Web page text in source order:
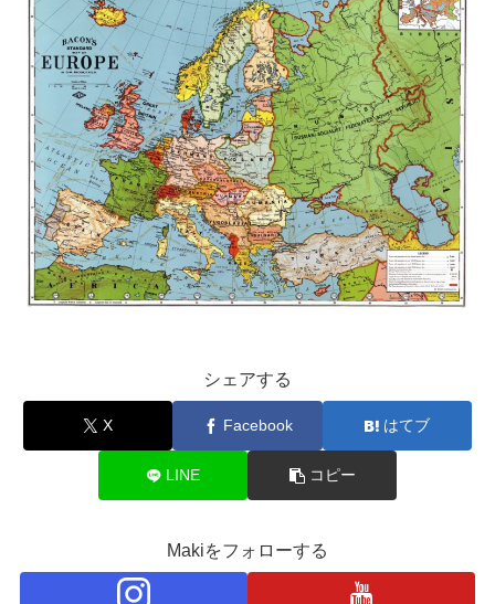
シェアする
X Facebook はてブ
LINE コピー
Makiをフォローする